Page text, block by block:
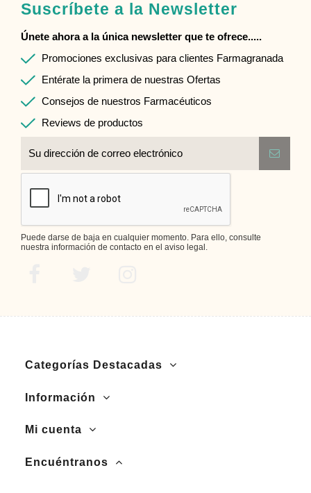
Suscríbete a la Newsletter
Únete ahora a la única newsletter que te ofrece.....
Promociones exclusivas para clientes Farmagranada
Entérate la primera de nuestras Ofertas
Consejos de nuestros Farmacéuticos
Reviews de productos
Puede darse de baja en cualquier momento. Para ello, consulte
nuestra información de contacto en el aviso legal.
Categorías Destacadas
Información
Mi cuenta
Encuéntranos